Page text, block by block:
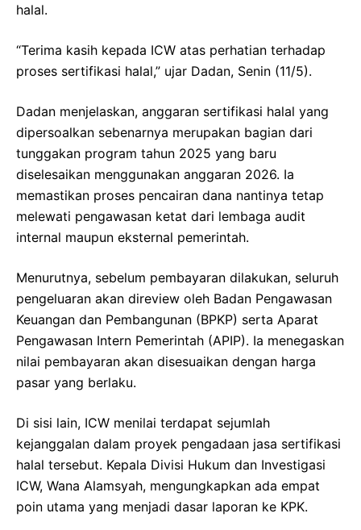
halal.
“Terima kasih kepada ICW atas perhatian terhadap
proses sertifikasi halal,” ujar Dadan, Senin (11/5).
Dadan menjelaskan, anggaran sertifikasi halal yang
dipersoalkan sebenarnya merupakan bagian dari
tunggakan program tahun 2025 yang baru
diselesaikan menggunakan anggaran 2026. Ia
memastikan proses pencairan dana nantinya tetap
melewati pengawasan ketat dari lembaga audit
internal maupun eksternal pemerintah.
Menurutnya, sebelum pembayaran dilakukan, seluruh
pengeluaran akan direview oleh Badan Pengawasan
Keuangan dan Pembangunan (BPKP) serta Aparat
Pengawasan Intern Pemerintah (APIP). Ia menegaskan
nilai pembayaran akan disesuaikan dengan harga
pasar yang berlaku.
Di sisi lain, ICW menilai terdapat sejumlah
kejanggalan dalam proyek pengadaan jasa sertifikasi
halal tersebut. Kepala Divisi Hukum dan Investigasi
ICW, Wana Alamsyah, mengungkapkan ada empat
poin utama yang menjadi dasar laporan ke KPK.